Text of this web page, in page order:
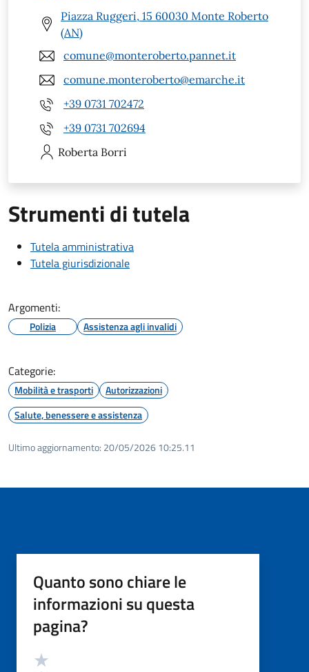
Piazza Ruggeri, 15 60030 Monte Roberto
(AN)
comune@monteroberto.pannet.it
comune.monteroberto@emarche.it
+39 0731 702472
+39 0731 702694
Roberta Borri
Strumenti di tutela
Tutela amministrativa
Tutela giurisdizionale
Argomenti:
Polizia Assistenza agli invalidi
Categorie:
Mobilità e trasporti
Autorizzazioni
Salute, benessere e assistenza
Ultimo aggiornamento: 20/05/2026 10:25.11
Quanto sono chiare le
informazioni su questa
pagina?
Valutazione